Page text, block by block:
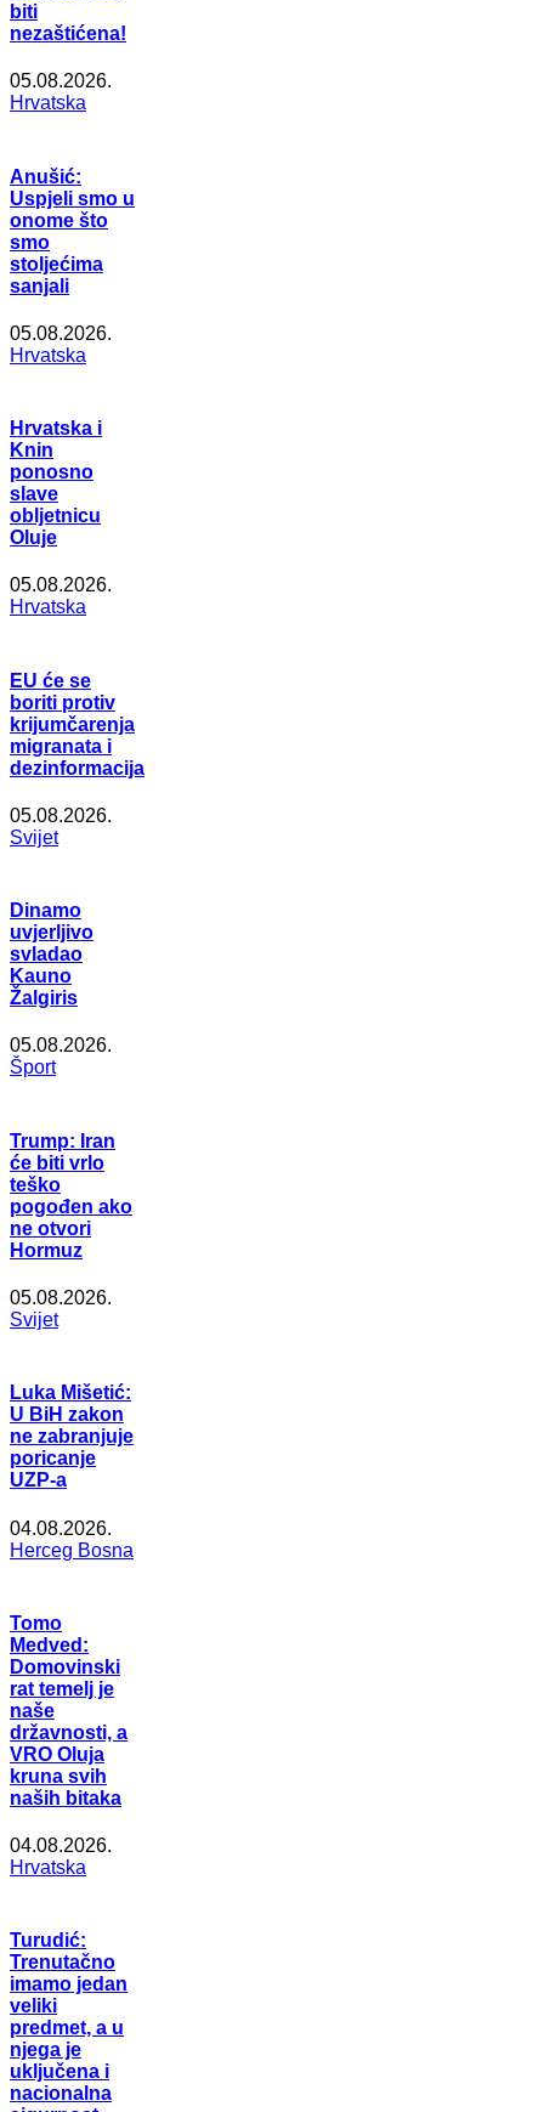
biti
nezaštićena!
05.08.2026.
Hrvatska
Anušić:
Uspjeli smo u
onome što
smo
stoljećima
sanjali
05.08.2026.
Hrvatska
Hrvatska i
Knin
ponosno
slave
obljetnicu
Oluje
05.08.2026.
Hrvatska
EU će se
boriti protiv
krijumčarenja
migranata i
dezinformacija
05.08.2026.
Svijet
Dinamo
uvjerljivo
svladao
Kauno
Žalgiris
05.08.2026.
Šport
Trump: Iran
će biti vrlo
teško
pogođen ako
ne otvori
Hormuz
05.08.2026.
Svijet
Luka Mišetić:
U BiH zakon
ne zabranjuje
poricanje
UZP-a
04.08.2026.
Herceg Bosna
Tomo
Medved:
Domovinski
rat temelj je
naše
državnosti, a
VRO Oluja
kruna svih
naših bitaka
04.08.2026.
Hrvatska
Turudić:
Trenutačno
imamo jedan
veliki
predmet, a u
njega je
uključena i
nacionalna